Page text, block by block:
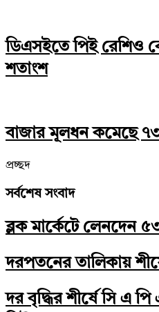
ডিএসইতে পিই রেশিও
শতাংশ
বাজার মূলধন কমেছে
প্রচ্ছদ
সর্বশেষ সংবাদ
ব্লক মার্কেটে লেনদেন
দরপতনের তালিকায়
দর বৃদ্ধির শীর্ষে সি এ